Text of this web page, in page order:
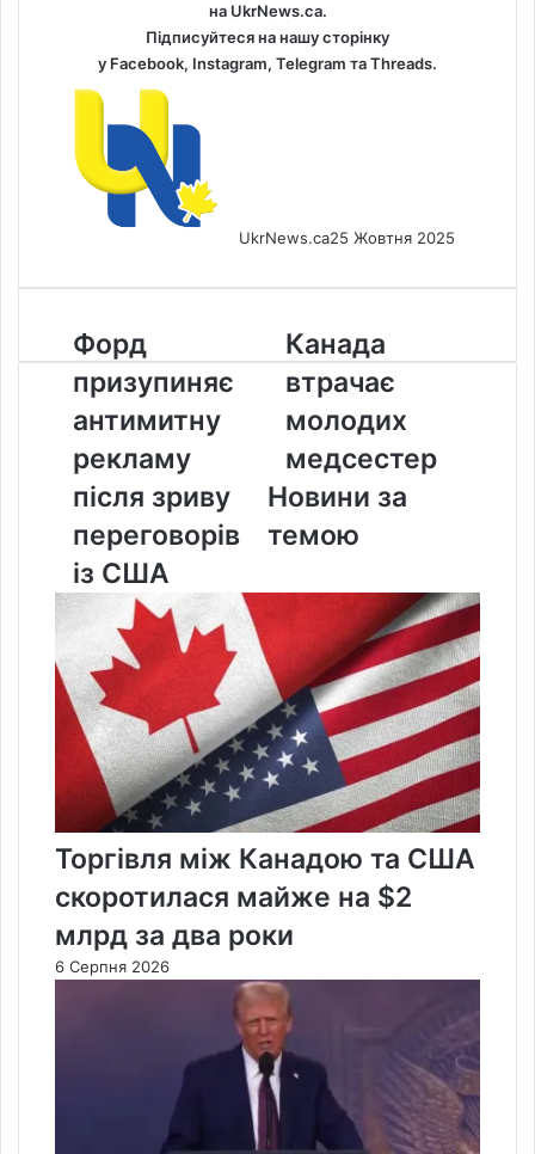
на UkrNews.ca.
Підписуйтеся на нашу сторінку
у Facebook, Instagram, Telegram таThreads.
UkrNews.ca25 Жовтня 2025
Форд
призупиняє
антимитну
рекламу
після
зриву
переговорів
із
США
Форд
призупиняє
антимитну
рекламу
після зриву
переговорів
із США
Канада
втрачає
молодих
медсестер
Канада
втрачає
молодих
медсестер
Новини за
темою
Торгівля між Канадою та США
скоротилася майже на $2
млрд за два роки
6 Серпня 2026